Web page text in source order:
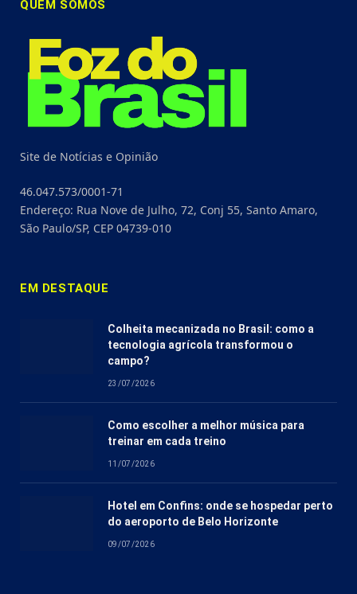
QUEM SOMOS
Site de Notícias e Opinião
46.047.573/0001-71
Endereço: Rua Nove de Julho, 72, Conj 55, Santo Amaro,
São Paulo/SP, CEP 04739-010
EM DESTAQUE
Colheita mecanizada no Brasil: como a
tecnologia agrícola transformou o
campo?
23/07/2026
Como escolher a melhor música para
treinar em cada treino
11/07/2026
Hotel em Confins: onde se hospedar perto
do aeroporto de Belo Horizonte
09/07/2026